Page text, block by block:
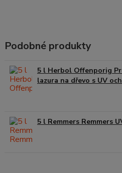
Podobné produkty
5 l Herbol Offenporig
lazura na dřevo s UV
5 l Remmers Remmers